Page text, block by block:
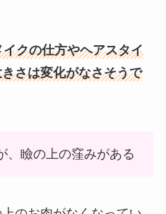
クの仕方やヘアスタイ
さは変化がなさそうで
、瞼の上の窪みがある